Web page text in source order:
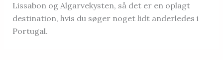
Lissabon og Algarvekysten, så det er en oplagt
destination, hvis du søger noget lidt anderledes i
Portugal.